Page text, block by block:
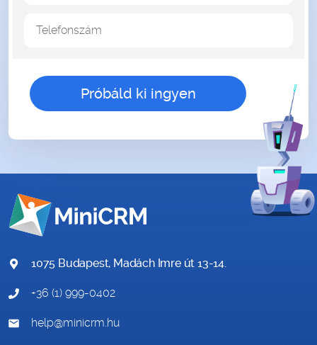
Telefonszám
1075 Budapest, Madách Imre út 13-14.
+36 (1) 999-0402
help@minicrm.hu